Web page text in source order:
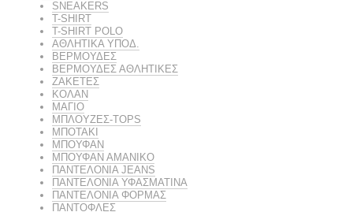
SNEAKERS
T-SHIRT
T-SHIRT POLO
ΑΘΛΗΤΙΚΑ ΥΠΟΔ.
ΒΕΡΜΟΥΔΕΣ
ΒΕΡΜΟΥΔΕΣ ΑΘΛΗΤΙΚΕΣ
ΖΑΚΕΤΕΣ
ΚΟΛΑΝ
ΜΑΓΙΟ
ΜΠΛΟΥΖΕΣ-TOPS
ΜΠΟΤΑΚΙ
ΜΠΟΥΦΑΝ
ΜΠΟΥΦΑΝ ΑΜΑΝΙΚΟ
ΠΑΝΤΕΛΟΝΙΑ JEANS
ΠΑΝΤΕΛΟΝΙΑ ΥΦΑΣΜΑΤΙΝΑ
ΠΑΝΤΕΛΟΝΙΑ ΦΟΡΜΑΣ
ΠΑΝΤΟΦΛΕΣ